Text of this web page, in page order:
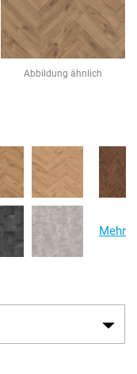
Abbildung ähnlich
Mehr